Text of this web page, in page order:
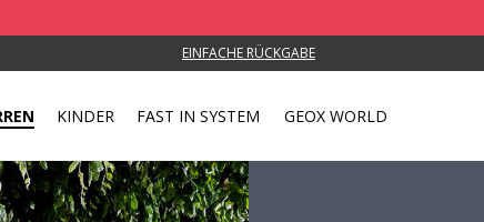
EINFACHE RÜCKGABE
KINDER FAST IN SYSTEM GEOX WORLD